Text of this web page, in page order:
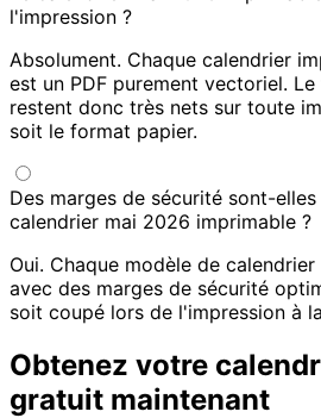
l'impression ?
Absolument. Chaque calendrier
est un PDF purement vectoriel.
restent donc très nets sur toute
soit le format papier.
Des marges de sécurité sont-
calendrier mai 2026 imprimable ?
Oui. Chaque modèle de
avec des marges de sécurité
soit coupé lors de l'impression à
Obtenez votre
gratuit maintenant